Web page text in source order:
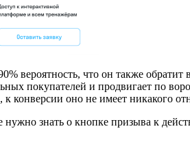
вероятность, что он также
покупателей и продвигает по
конверсии оно не имеет никакого
знать о кнопке призыва к